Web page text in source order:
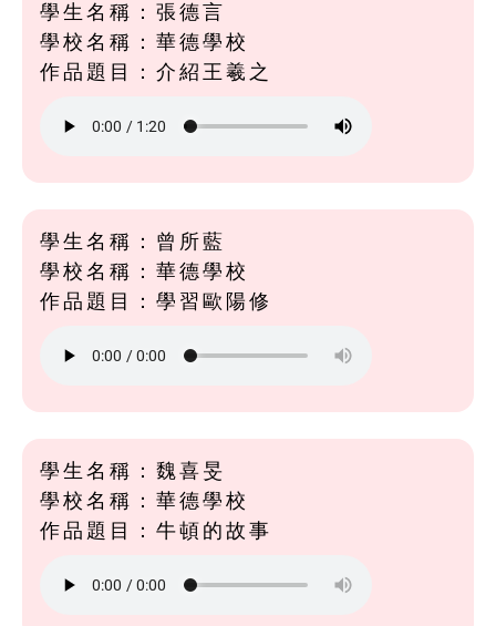
學生名稱：張德言
學校名稱：華德學校
作品題目：介紹王羲之
學生名稱：曾所藍
學校名稱：華德學校
作品題目：學習歐陽修
學生名稱：魏喜旻
學校名稱：華德學校
作品題目：牛頓的故事